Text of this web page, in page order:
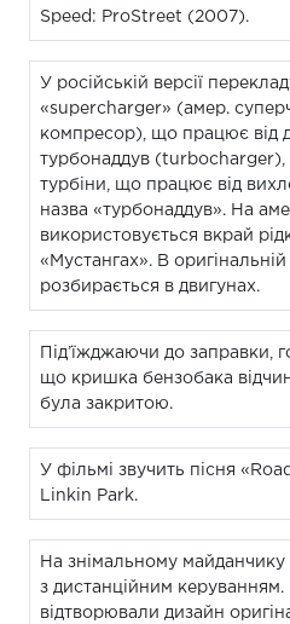
Speed: ProStreet (2007).
У російській версії
«supercharger» (амер.
компресор), що працює від
турбонаддув (turbocharger),
турбіни, що працює від
назва «турбонаддув». На
використовується вкрай
«Мустангах». В
розбирається в двигунах.
Під’їжджаючи до заправки,
що кришка бензобака
була закритою.
У фільмі звучить пісня
Linkin Park.
На знімальному майданчику
з дистанційним
відтворювали дизайн